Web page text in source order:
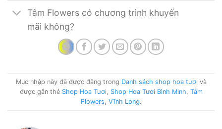
Tâm Flowers có chương trình khuyến
mãi không?
Mục nhập này đã được đăng trong Danh sách shop hoa tươivà
được gắn thẻ Shop Hoa Tươi, Shop Hoa Tươi Bình Minh Tâm
Flowers Vĩnh Long.